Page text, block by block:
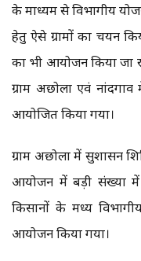
के माध्यम से विभागीय
हेतु ऐसे ग्रामों का चयन
का भी आयोजन किया जा
ग्राम अछोला एवं
आयोजित किया गया।
ग्राम अछोला में सुशासन
आयोजन में बड़ी संख्या में
किसानों के मध्य
आयोजन किया गया।